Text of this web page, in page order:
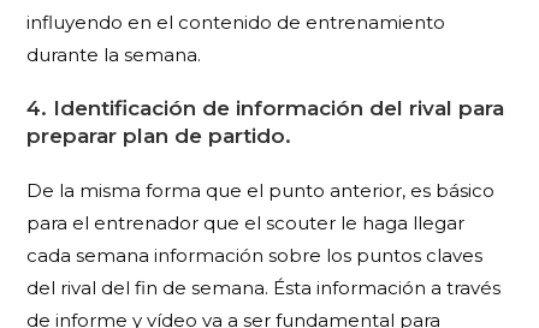
influyendo en el contenido de entrenamiento
durante la semana.
4. Identificación de información del rival para
preparar plan de partido.
De la misma forma que el punto anterior, es básico
para el entrenador que el scouter le haga llegar
cada semana información sobre los puntos claves
del rival del fin de semana. Ésta información a través
de informe y vídeo va a ser fundamental para